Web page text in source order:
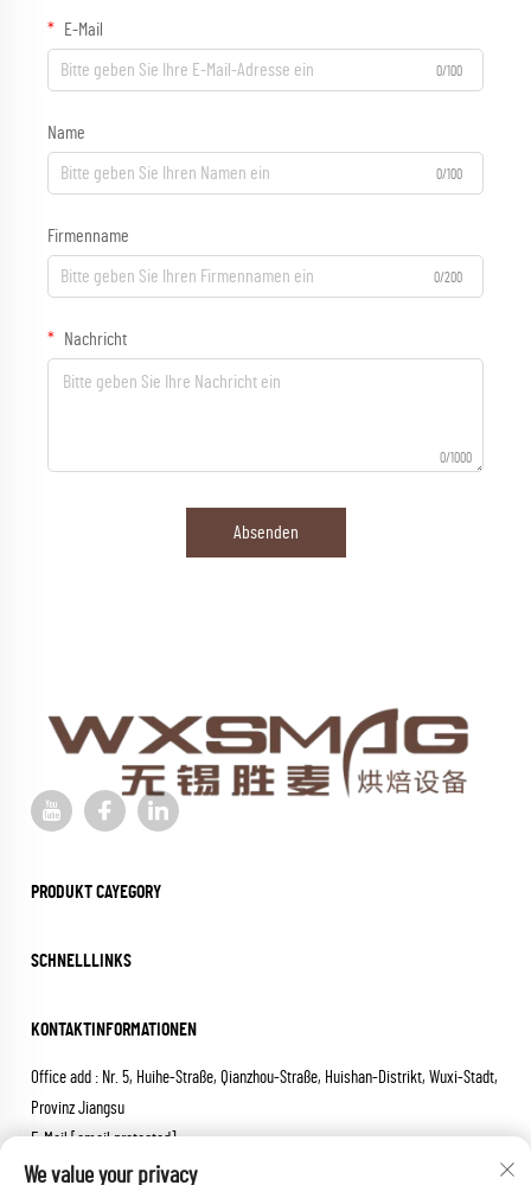
E-Mail
0/100
Name
0/100
Firmenname
0/200
Nachricht
0/1000
Absenden
PRODUKT CAYEGORY
SCHNELLLINKS
KONTAKTINFORMATIONEN
Office add : Nr. 5, Huihe-Straße, Qianzhou-Straße, Huishan-Distrikt, Wuxi-Stadt,
Provinz Jiangsu
E-Mail:[email protected]
Tel: +86-18652826331
We value your privacy